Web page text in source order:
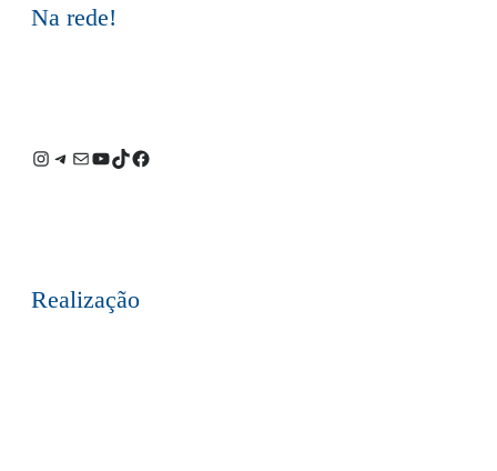
Na rede!
Instagram
Telegram
E-Youtube
TikTok
Facebook
Realização